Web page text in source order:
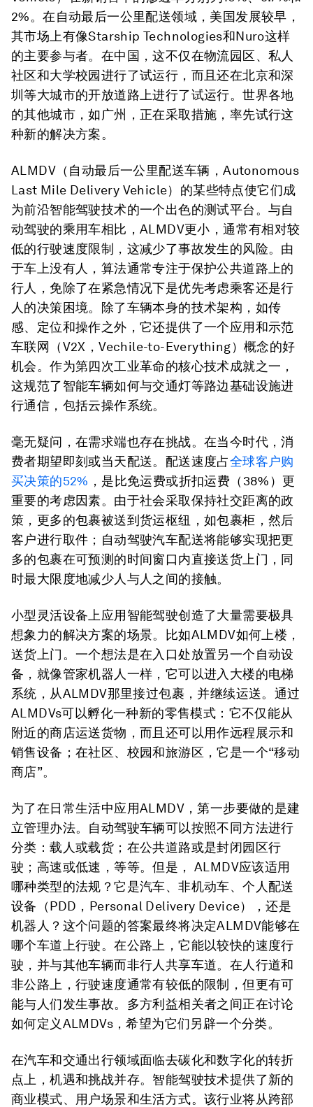
2%。在自动最后一公里配送领域，美国发展较早，
其市场上有像Starship Technologies和Nuro这样
的主要参与者。在中国，这不仅在物流园区、私人
社区和大学校园进行了试运行，而且还在北京和深
圳等大城市的开放道路上进行了试运行。世界各地
的其他城市，如广州，正在采取措施，率先试行这
种新的解决方案。
ALMDV（自动最后一公里配送车辆，Autonomous
Last Mile Delivery Vehicle）的某些特点使它们成
为前沿智能驾驶技术的一个出色的测试平台。与自
动驾驶的乘用车相比，ALMDV更小，通常有相对较
低的行驶速度限制，这减少了事故发生的风险。由
于车上没有人，算法通常专注于保护公共道路上的
行人，免除了在紧急情况下是优先考虑乘客还是行
人的决策困境。除了车辆本身的技术架构，如传
感、定位和操作之外，它还提供了一个应用和示范
车联网（V2X，Vechile-to-Everything）概念的好
机会。作为第四次工业革命的核心技术成就之一，
这规范了智能车辆如何与交通灯等路边基础设施进
行通信，包括云操作系统。
毫无疑问，在需求端也存在挑战。在当今时代，消
费者期望即刻或当天配送。配送速度占全球客户购
买决策的52% ，是比免运费或折扣运费（38%）更
重要的考虑因素。由于社会采取保持社交距离的政
策，更多的包裹被送到货运枢纽，如包裹柜，然后
客户进行取件；自动驾驶汽车配送将能够实现把更
多的包裹在可预测的时间窗口内直接送货上门，同
时最大限度地减少人与人之间的接触。
小型灵活设备上应用智能驾驶创造了大量需要极具
想象力的解决方案的场景。比如ALMDV如何上楼，
送货上门。一个想法是在入口处放置另一个自动设
备，就像管家机器人一样，它可以进入大楼的电梯
系统，从ALMDV那里接过包裹，并继续运送。通过
ALMDVs可以孵化一种新的零售模式：它不仅能从
附近的商店运送货物，而且还可以用作远程展示和
销售设备；在社区、校园和旅游区，它是一个“移动
商店”。
为了在日常生活中应用ALMDV，第一步要做的是建
立管理办法。自动驾驶车辆可以按照不同方法进行
分类：载人或载货；在公共道路或是封闭园区行
驶；高速或低速，等等。但是， ALMDV应该适用
哪种类型的法规？它是汽车、非机动车、个人配送
设备（PDD，Personal Delivery Device），还是
机器人？这个问题的答案最终将决定ALMDV能够在
哪个车道上行驶。在公路上，它能以较快的速度行
驶，并与其他车辆而非行人共享车道。在人行道和
非公路上，行驶速度通常有较低的限制，但更有可
能与人们发生事故。多方利益相关者之间正在讨论
如何定义ALMDVs，希望为它们另辟一个分类。
在汽车和交通出行领域面临去碳化和数字化的转折
点上，机遇和挑战并存。智能驾驶技术提供了新的
商业模式、用户场景和生活方式。该行业将从跨部